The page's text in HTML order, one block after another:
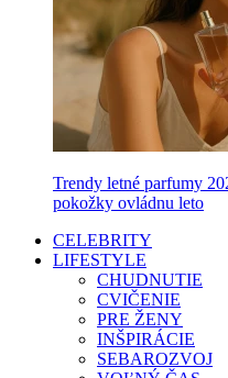
Trendy letné parfumy
pokožky ovládnu leto
CELEBRITY
LIFESTYLE
CHUDNUTIE
CVIČENIE
PRE ŽENY
INŠPIRÁCIE
SEBAROZVOJ